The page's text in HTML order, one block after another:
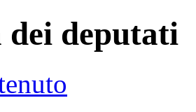
dei deputati